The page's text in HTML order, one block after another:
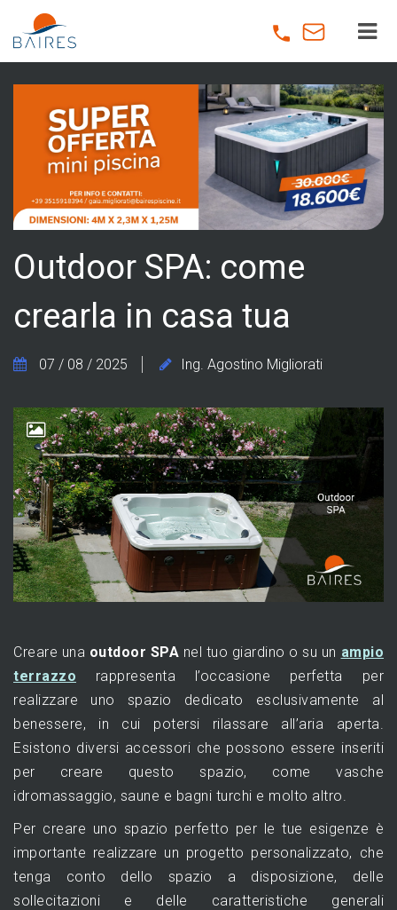
main
content
Outdoor SPA: come
crearla in casa tua
07 / 08 / 2025 Ing. Agostino Migliorati
Creare una outdoor SPA nel tuo giardino o su un ampio
terrazzo rappresenta l’occasione perfetta per
realizzare uno spazio dedicato esclusivamente al
benessere, in cui potersi rilassare all’aria aperta.
Esistono diversi accessori che possono essere inseriti
per creare questo spazio, come vasche
idromassaggio, saune e bagni turchi e molto altro.
Per creare uno spazio perfetto per le tue esigenze è
importante realizzare un progetto personalizzato, che
tenga conto dello spazio a disposizione, delle
sollecitazioni e delle caratteristiche generali